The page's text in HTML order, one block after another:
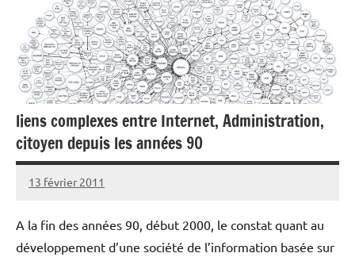
liens complexes entre Internet, Administration,
citoyen depuis les années 90
13 février 2011
rédaction
A la fin des années 90, début 2000, le constat quant au
développement d’une société de l’information basée sur